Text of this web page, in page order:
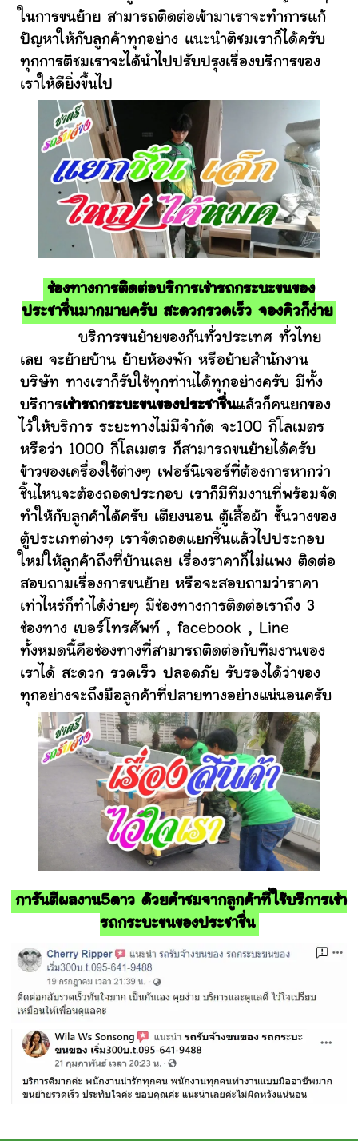
ในการขนย้าย สามารถติดต่อเข้ามาเราจะทำการแก้
ปัญหาให้กับลูกค้าทุกอย่าง แนะนำติชมเราก็ได้ครับ
ทุกการติชมเราจะได้นำไปปรับปรุงเรื่องบริการของ
เราให้ดียิ่งขึ้นไป
ช่องทางการติดต่อบริการเช่ารถกระบะขนของ
ประชาชื่นมากมายครับ สะดวกรวดเร็ว จองคิวก็ง่าย
บริการขนย้ายของกันทั่วประเทศ ทั่วไทย
เลย จะย้ายบ้าน ย้ายห้องพัก หรือย้ายสำนักงาน
บริษัท ทางเราก็รับใช้ทุกท่านได้ทุกอย่างครับ มีทั้ง
บริการเช่ารถกระบะขนของประชาชื่นแล้วก็คนยกของ
ไว้ให้บริการ ระยะทางไม่มีจำกัด จะ100 กิโลเมตร
หรือว่า 1000 กิโลเมตร ก็สามารถขนย้ายได้ครับ
ข้าวของเครื่องใช้ต่างๆ เฟอร์นิเจอร์ที่ต้องการหากว่า
ชิ้นไหนจะต้องถอดประกอบ เราก็มีทีมงานที่พร้อมจัด
ทำให้กับลูกค้าได้ครับ เตียงนอน ตู้เสื้อผ้า ชั้นวางของ
ตู้ประเภทต่างๆ เราจัดถอดแยกชิ้นแล้วไปประกอบ
ใหม่ให้ลูกค้าถึงที่บ้านเลย เรื่องราคาก็ไม่แพง ติดต่อ
สอบถามเรื่องการขนย้าย หรือจะสอบถามว่าราคา
เท่าไหร่ก็ทำได้ง่ายๆ มีช่องทางการติดต่อเราถึง 3
ช่องทาง เบอร์โทรศัพท์ , facebook , Line
ทั้งหมดนี้คือช่องทางที่สามารถติดต่อกับทีมงานของ
เราได้ สะดวก รวดเร็ว ปลอดภัย รับรองได้ว่าของ
ทุกอย่างจะถึงมือลูกค้าที่ปลายทางอย่างแน่นอนครับ
การันตีผลงาน5ดาว ด้วยคำชมจากลูกค้าที่ใช้บริการเช่า
รถกระบะขนของประชาชื่น